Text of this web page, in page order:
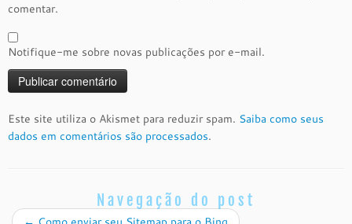
comentar.
Notifique-me sobre novas publicações por e-mail.
Este site utiliza o Akismet para reduzir spam. Saiba como seus
dados em comentários são processados.
Navegação do post